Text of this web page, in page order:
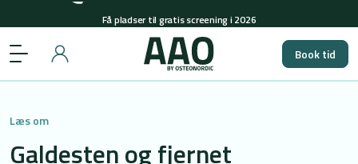
Få pladser til gratis screening i 2026
+45 29848558(man-tors: 08-15 & fre: 08-12)
Få pladser til gratis screening i 2026
Book tid
Læs om
Galdesten og fjernet